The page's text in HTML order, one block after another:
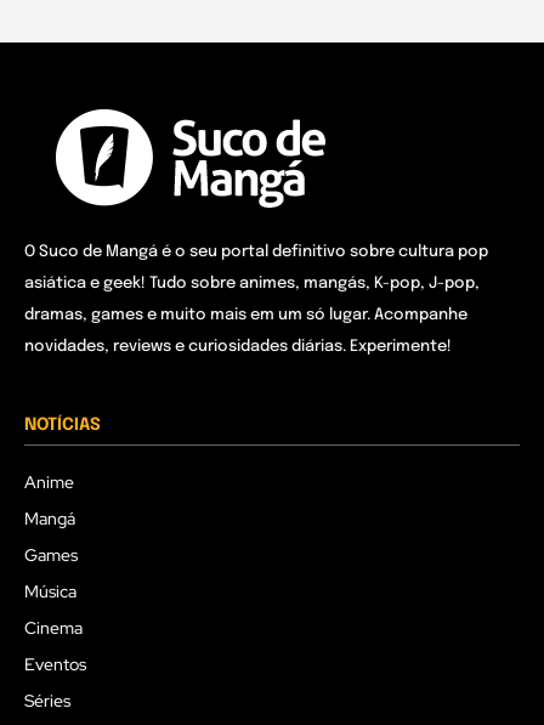
O Suco de Mangá é o seu portal definitivo sobre cultura pop
asiática e geek! Tudo sobre animes, mangás, K-pop, J-pop,
dramas, games e muito mais em um só lugar. Acompanhe
novidades, reviews e curiosidades diárias. Experimente!
NOTÍCIAS
Anime
Mangá
Games
Música
Cinema
Eventos
Séries